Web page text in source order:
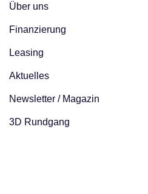
Über uns
Finanzierung
Leasing
Aktuelles
Newsletter / Magazin
3D Rundgang